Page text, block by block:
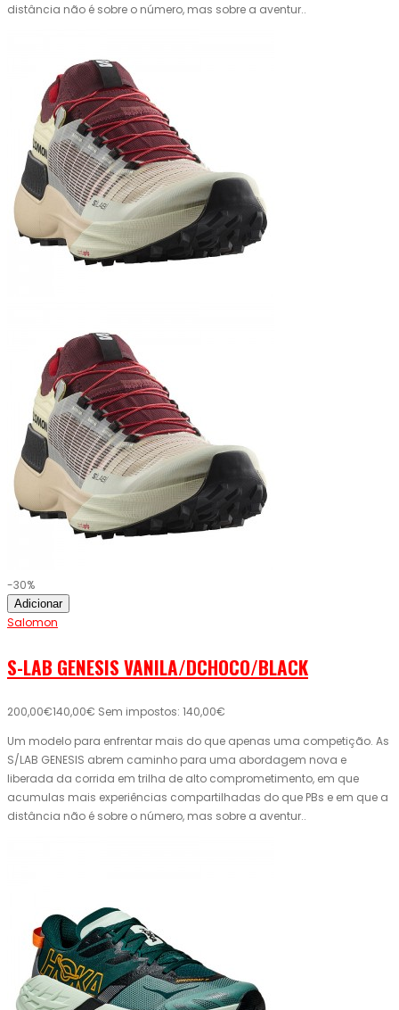
distância não é sobre o número, mas sobre a aventur..
-30%
Adicionar
Salomon
S-LAB GENESIS VANILA/DCHOCO/BLACK
200,00€140,00€ Sem impostos: 140,00€
Um modelo para enfrentar mais do que apenas uma competição. As
S/LAB GENESIS abrem caminho para uma abordagem nova e
liberada da corrida em trilha de alto comprometimento, em que
acumulas mais experiências compartilhadas do que PBs e em que a
distância não é sobre o número, mas sobre a aventur..